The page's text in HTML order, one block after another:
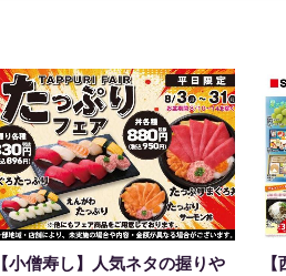
【小僧寿し】人気ネタの握りや